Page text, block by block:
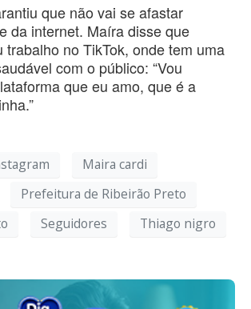
que não vai se afastar
da internet. Maíra disse que
trabalho no TikTok, onde tem uma
com o público: “Vou
que eu amo, que é a
Maira cardi
Prefeitura de Ribeirão Preto
Seguidores Thiago nigro